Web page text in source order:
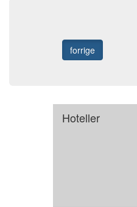
forrige
Hoteller